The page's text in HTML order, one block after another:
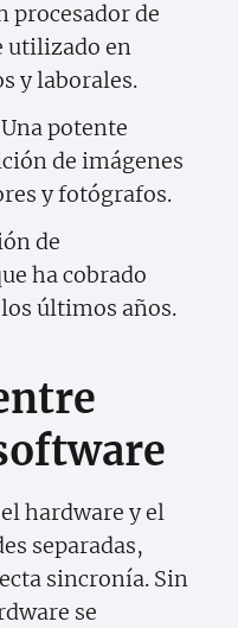
procesador de
utilizado en
y laborales.
potente
de imágenes
y fotógrafos.
de
ha cobrado
últimos años.
hardware y el
separadas,
sincronía. Sin
se